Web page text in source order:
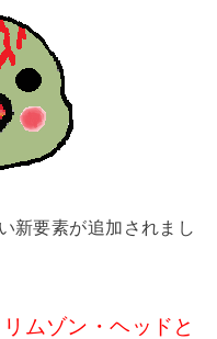
新要素が追加されまし
ムゾン・ヘッドと